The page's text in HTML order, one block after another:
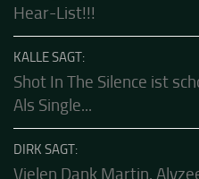
CALLE SAGT:
Hear-List!!!
KALLE SAGT:
Als Single...